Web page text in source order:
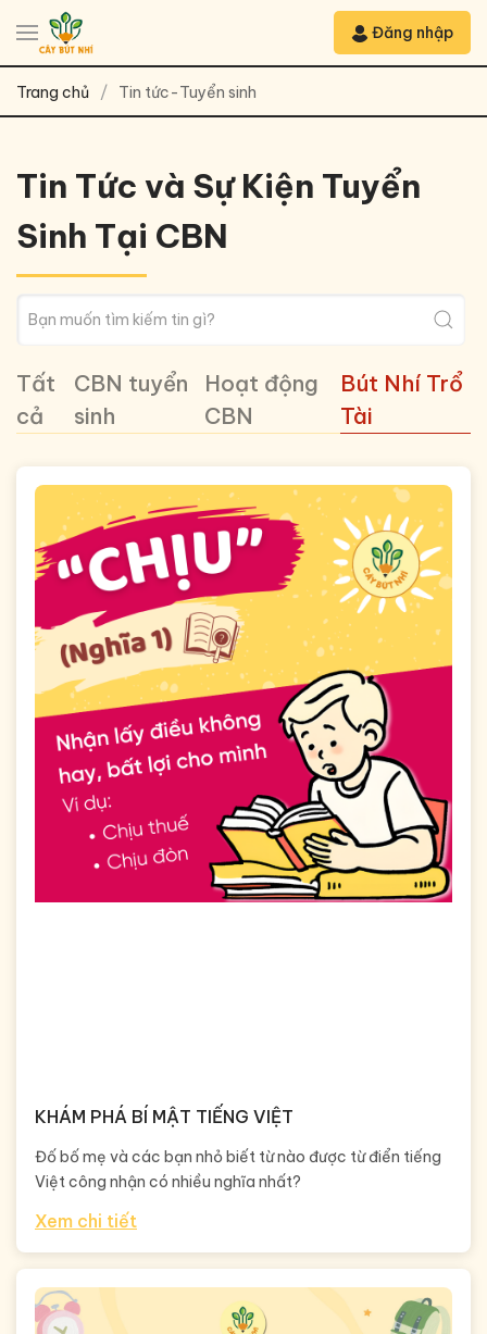
Đăng nhập
Trang chủ Tin tức-Tuyển sinh
Tin Tức và Sự Kiện Tuyển
Sinh Tại CBN
Tất
cả
CBN tuyển
sinh
Hoạt động
CBN
Bút Nhí Trổ
Tài
KHÁM PHÁ BÍ MẬT TIẾNG VIỆT
Đố bố mẹ và các bạn nhỏ biết từ nào được từ điển tiếng
Việt công nhận có nhiều nghĩa nhất?
Xem chi tiết